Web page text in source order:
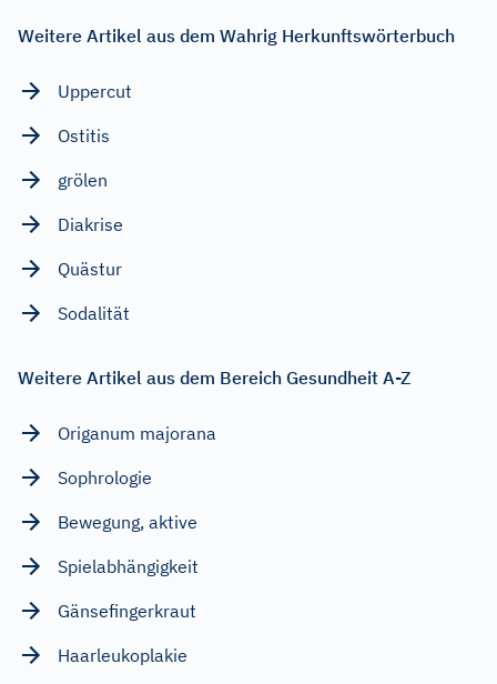
Weitere Artikel aus dem Wahrig Herkunftswörterbuch
Uppercut
Ostitis
grölen
Diakrise
Quästur
Sodalität
Weitere Artikel aus dem Bereich Gesundheit A-Z
Origanum majorana
Sophrologie
Bewegung, aktive
Spielabhängigkeit
Gänsefingerkraut
Haarleukoplakie